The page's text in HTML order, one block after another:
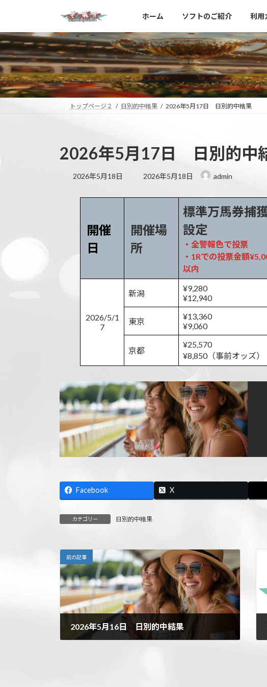
テ
ン
ツ
へ
ス
キ
ゲ
ー
シ
ョ
ン
に
ホーム ソフトのご紹介 利用
トップページ２ 日別的中結果 2026年5月17日 日別的中結果
2026年5月17日 日別的中
2026年5月18日
最
時
:
2026年5月18日 admin
開催
日
開催場
所
標準万馬券捕
設定
・全警報色で投票
・1Rでの投票金額
以内
2026/5/1
7
新潟
¥9,280
¥12,940
東京
¥13,360
¥9,060
京都
¥25,570
¥8,850（事前オッズ）
Facebook X
カテゴリー 日別的中結果
前の記事
2026年5月16日 日別的中結果